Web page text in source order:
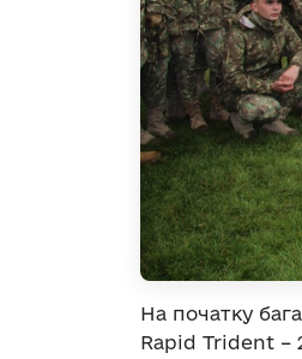
На початку
Rapid Trident –